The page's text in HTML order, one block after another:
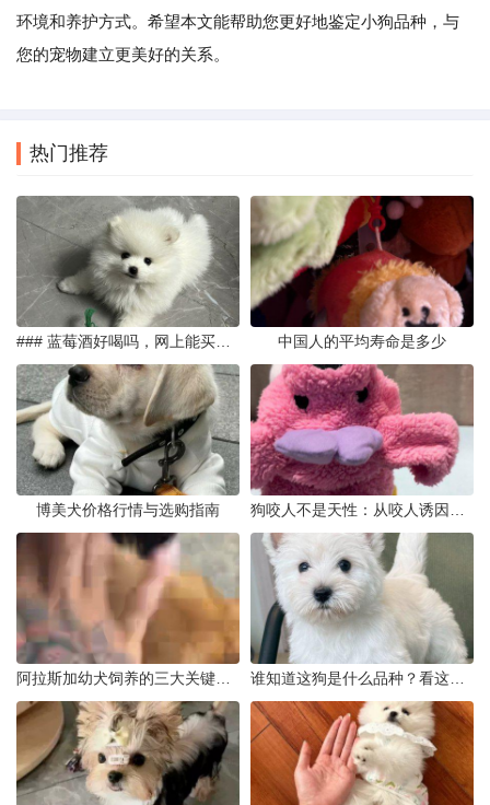
环境和养护方式。希望本文能帮助您更好地鉴定小狗品种，与
您的宠物建立更美好的关系。
热门推荐
中国人的平均寿命是多少
博美犬价格行情与选购指南